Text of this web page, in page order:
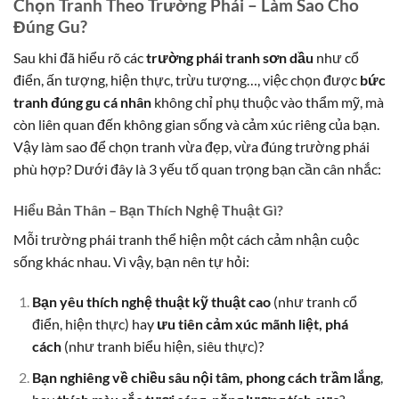
Chọn Tranh Theo Trường Phái – Làm Sao Cho
Đúng Gu?
Sau khi đã hiểu rõ cáctrường phái tranh sơn dầu như cổ
điển, ấn tượng, hiện thực, trừu tượng…, việc chọn được bức
tranh đúng gu cá nhân không chỉ phụ thuộc vào thẩm mỹ, mà
còn liên quan đến không gian sống và cảm xúc riêng của bạn.
Vậy làm sao để chọn tranh vừa đẹp, vừa đúng trường phái
phù hợp? Dưới đây là 3 yếu tố quan trọng bạn cần cân nhắc:
Hiểu Bản Thân – Bạn Thích Nghệ Thuật Gì?
Mỗi trường phái tranh thể hiện một cách cảm nhận cuộc
sống khác nhau. Vì vậy, bạn nên tự hỏi:
Bạn yêu thích nghệ thuật kỹ thuật cao(như tranh cổ
điển, hiện thực) hay ưu tiên cảm xúc mãnh liệt, phá
cách(như tranh biểu hiện, siêu thực)?
Bạn nghiêng về chiều sâu nội tâm, phong cách trầm lắng,